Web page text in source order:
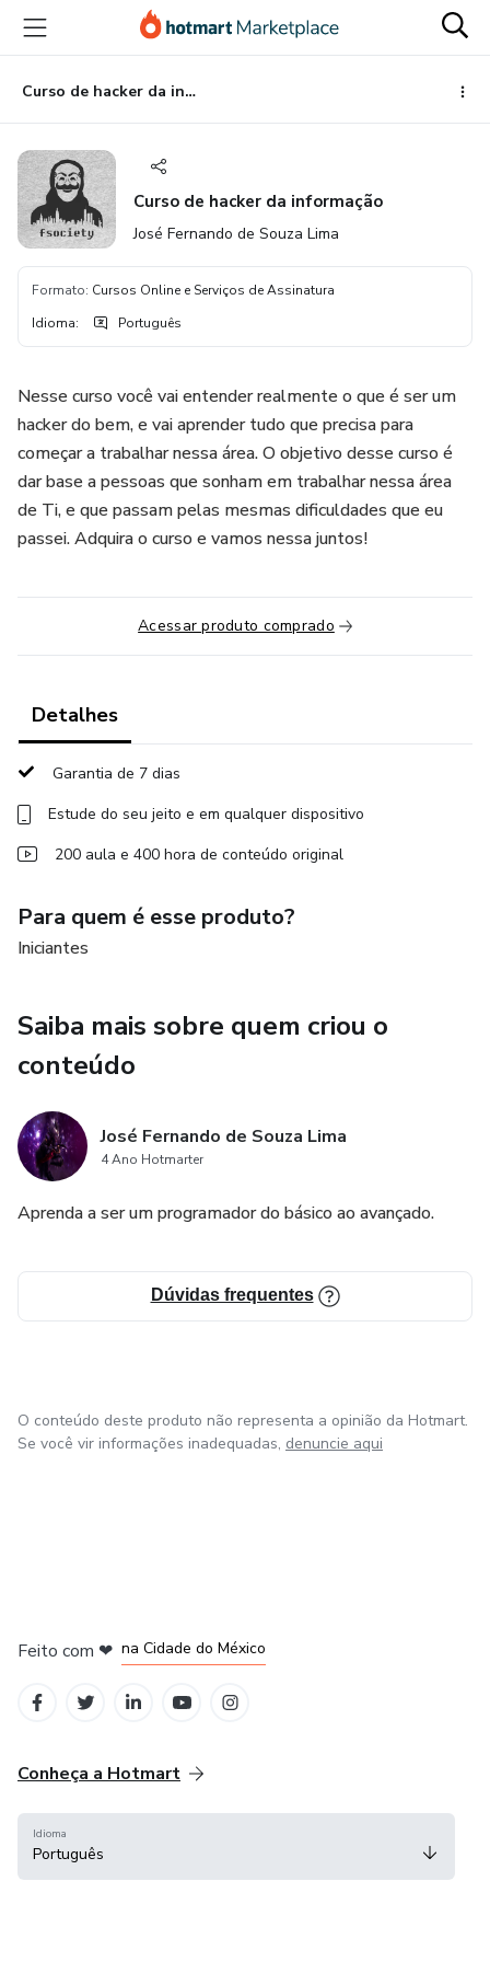
para
conteúdo
principal
para
pagamento
para
rodapé
Curso de hacker da informação
Curso de hacker da informação
José Fernando de Souza Lima
Formato: Cursos Online e Serviços de Assinatura
Idioma: Português
Nesse curso você vai entender realmente o que é ser um
hacker do bem, e vai aprender tudo que precisa para
começar a trabalhar nessa área. O objetivo desse curso é
dar base a pessoas que sonham em trabalhar nessa área
de Ti, e que passam pelas mesmas dificuldades que eu
passei. Adquira o curso e vamos nessa juntos!
Acessar produto comprado
Detalhes
Garantia de 7 dias
Estude do seu jeito e em qualquer dispositivo
200 aula e 400 hora de conteúdo original
Para quem é esse produto?
Iniciantes
Saiba mais sobre quem criou o
conteúdo
José Fernando de Souza Lima
4 Ano Hotmarter
Aprenda a ser um programador do básico ao avançado.
Dúvidas frequentes
O conteúdo deste produto não representa a opinião da Hotmart.
Se você vir informações inadequadas, denuncie aqui
Feito com ❤ na Cidade do México
Conheça a Hotmart
Idioma
Português